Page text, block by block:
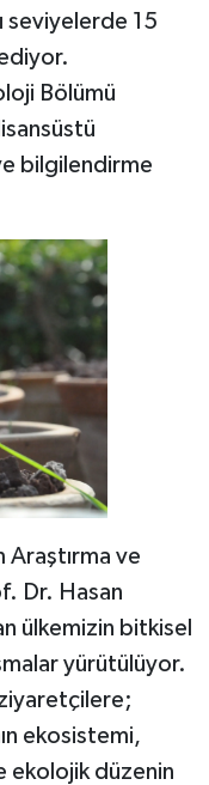
seviyelerde 15
Bölümü
bilgilendirme
Araştırma ve
Dr. Hasan
ülkemizin bitkisel
yürütülüyor.
ekosistemi,
ekolojik düzenin